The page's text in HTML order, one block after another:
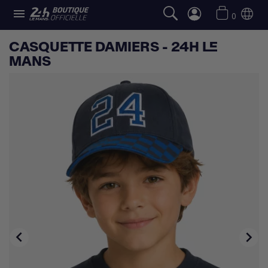
 0
CASQUETTE DAMIERS - 24H LE
MANS
 